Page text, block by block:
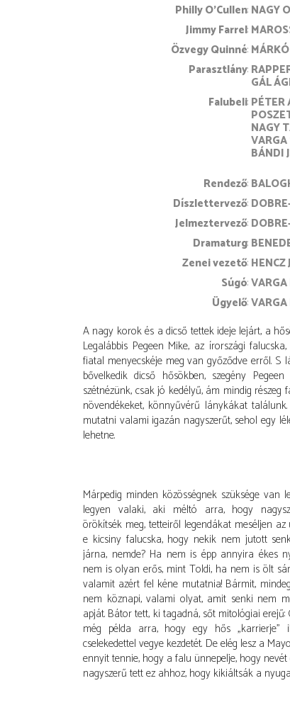
Philly O’Cullen NAGY
Jimmy Farrel
Özvegy Quinné
Parasztlány
GÁL
Falubeli
NAGY
BÁNDI
rendező
díszlettervező
jelmeztervező
dramaturg
zenei vezető HENCZ
súgó
ügyelő
A nagy korok és a dicső tettek ideje lejárt, a
Legalábbis Pegeen Mike, az írországi
fiatal menyecskéje meg van győződve erről. S
bővelkedik dicső hősökben, szegény
szétnézünk, csak jó kedélyű, ám mindig
növendékeket, könnyűvérű lánykákat
mutatni valami igazán nagyszerűt, sehol egy
lehetne.
Márpedig minden közösségnek szüksége van
legyen valaki, aki méltó arra, hogy
örökítsék meg, tetteiről legendákat meséljen
e kicsiny falucska, hogy nekik nem jutott
járna, nemde? Ha nem is épp annyira ékes
nem is olyan erős, mint Toldi, ha nem is ölt
valamit azért fel kéne mutatnia! Bármit,
nem köznapi, valami olyat, amit senki nem
apját. Bátor tett, ki tagadná, sőt mitológiai
még példa arra, hogy egy hős „karrierje”
cselekedettel vegye kezdetét. De elég lesz a
ennyit tennie, hogy a falu ünnepelje, hogy
nagyszerű tett ez ahhoz, hogy kikiáltsák a